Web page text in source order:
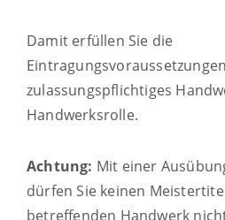
Damit erfüllen Sie die
zulassungspflichtiges
Handwerksrolle.
Achtung: Mit einer
dürfen Sie keinen
betreffenden Handwerk